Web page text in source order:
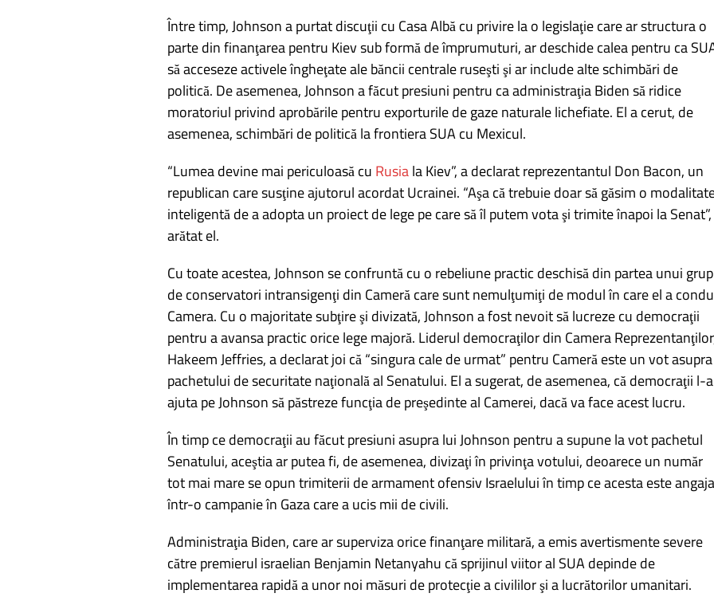
Între timp, Johnson a purtat discuţii cu Casa Albă cu privire la o legislaţie care ar structura o
parte din finanţarea pentru Kiev sub formă de împrumuturi, ar deschide calea pentru ca
să acceseze activele îngheţate ale băncii centrale ruseşti şi ar include alte schimbări de
politică. De asemenea, Johnson a făcut presiuni pentru ca administraţia Biden să ridice
moratoriul privind aprobările pentru exporturile de gaze naturale lichefiate. El a cerut, de
asemenea, schimbări de politică la frontiera SUA cu Mexicul.
“Lumea devine mai periculoasă cu Rusiala Kiev”, a declarat reprezentantul Don Bacon, un
republican care susţine ajutorul acordat Ucrainei. “Aşa că trebuie doar să găsim o
inteligentă de a adopta un proiect de lege pe care să îl putem vota şi trimite înapoi la
arătat el.
Cu toate acestea, Johnson se confruntă cu o rebeliune practic deschisă din partea unui grup
de conservatori intransigenţi din Cameră care sunt nemulţumiţi de modul în care el a
Camera. Cu o majoritate subţire şi divizată, Johnson a fost nevoit să lucreze cu democraţii
pentru a avansa practic orice lege majoră. Liderul democraţilor din Camera
Hakeem Jeffries, a declarat joi că “singura cale de urmat” pentru Cameră este un vot asupra
pachetului de securitate naţională al Senatului. El a sugerat, de asemenea, că democraţii l-
ajuta pe Johnson să păstreze funcţia de preşedinte al Camerei, dacă va face acest lucru.
În timp ce democraţii au făcut presiuni asupra lui Johnson pentru a supune la vot pachetul
Senatului, aceştia ar putea fi, de asemenea, divizaţi în privinţa votului, deoarece un număr
tot mai mare se opun trimiterii de armament ofensiv Israelului în timp ce acesta este
într-o campanie în Gaza care a ucis mii de civili.
Administraţia Biden, care ar superviza orice finanţare militară, a emis avertismente severe
către premierul israelian Benjamin Netanyahu că sprijinul viitor al SUA depinde de
implementarea rapidă a unor noi măsuri de protecţie a civililor şi a lucrătorilor umanitari.